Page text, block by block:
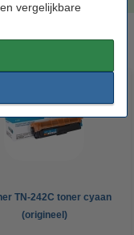
vergelijkbare
TN-242C toner cyaan
(origineel)